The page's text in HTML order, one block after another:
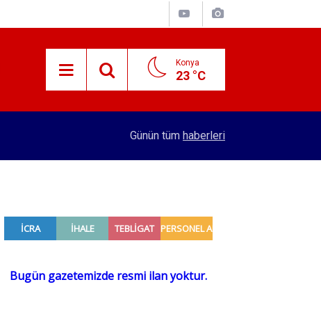
Konya
23 °C
Merkez Bankası rezervleri açıklandı
Günün tüm haberleri